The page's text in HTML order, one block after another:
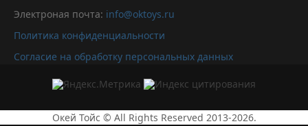
Электроная почта: info@oktoys.ru
Политика конфиденциальности
Согласие на обработку персональных данных
Окей Тойс © All Rights Reserved 2013-2026.